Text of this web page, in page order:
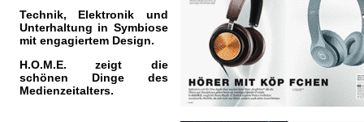
Technik, Elektronik und
Unterhaltung in Symbiose
mit engagiertem Design.
H.O.M.E. zeigt die
schönen Dinge des
Medienzeitalters.